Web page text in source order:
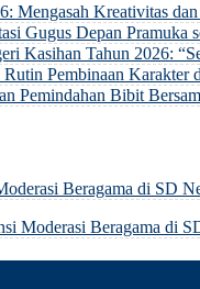
Mengasah Kreativitas
Gugus Depan
Kasihan Tahun 2026:
Pembinaan Karakter
Pemindahan Bibit
Beragama di SD
Moderasi Beragama di